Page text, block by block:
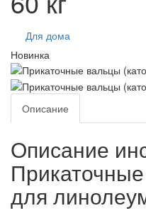
Для дома
Новинка
Описание
Описание
для